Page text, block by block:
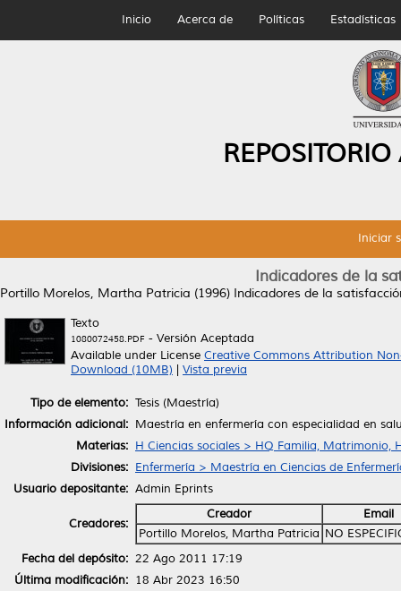
Inicio Acerca de Políticas Estadísticas
Iniciar
Indicadores de la
Portillo Morelos, Martha Patricia (1996) Indicadores de la
Texto
1080072458.PDF - Versión Aceptada
Available under License Creative Commons Attribution
Download (10MB)
Vista previa
Tipo de elemento: Tesis (Maestría)
Información adicional: Maestría en enfermería con especialidad en
Materias: H Ciencias sociales > HQ Familia, Matrimonio,
Divisiones: Enfermería > Maestría en Ciencias de
Usuario depositante: Admin Eprints
Creadores:
Creador
Email
Portillo Morelos, Martha Patricia NO
Fecha del depósito: 22 Ago 2011 17:19
Última modificación: 18 Abr 2023 16:50